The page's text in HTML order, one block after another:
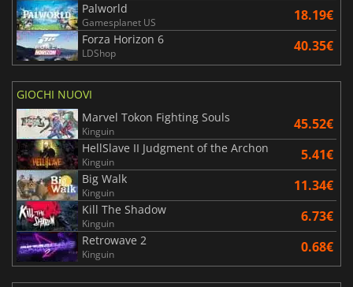
Palworld
Gamesplanet US 18.19€
Forza Horizon 6
LDShop 40.35€
GIOCHI NUOVI
Marvel Tokon Fighting Souls
Kinguin 45.52€
HellSlave II Judgment of the Archon
Kinguin 5.41€
Big Walk
Kinguin 11.34€
Kill The Shadow
Kinguin 6.73€
Retrowave 2
Kinguin 0.68€